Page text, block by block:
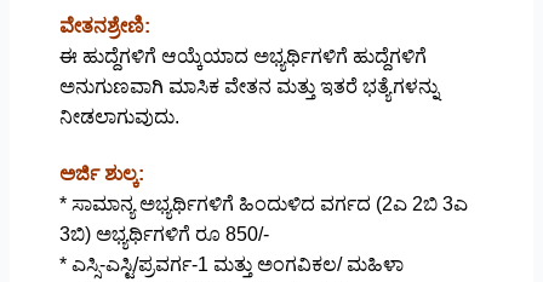
ವೇತನಶ್ರೇಣಿ:
ಈ ಹುದ್ದೆಗಳಿಗೆ ಆಯ್ಕೆಯಾದ ಅಭ್ಯರ್ಥಿಗಳಿಗೆ ಹುದ್ದೆಗಳಿಗೆ
ಅನುಗುಣವಾಗಿ ಮಾಸಿಕ ವೇತನ ಮತ್ತು ಇತರೆ ಭತ್ಯೆಗಳನ್ನು
ನೀಡಲಾಗುವುದು.
ಅರ್ಜಿ ಶುಲ್ಕ:
* ಸಾಮಾನ್ಯ ಅಭ್ಯರ್ಥಿಗಳಿಗೆ ಹಿಂದುಳಿದ ವರ್ಗದ (2ಎ 2ಬಿ 3ಎ
3ಬಿ) ಅಭ್ಯರ್ಥಿಗಳಿಗೆ ರೂ 850/-
* ಎಸ್ಸಿ-ಎಸ್ಟಿ/ಪ್ರವರ್ಗ-1 ಮತ್ತು ಅಂಗವಿಕಲ/ ಮಹಿಳಾ